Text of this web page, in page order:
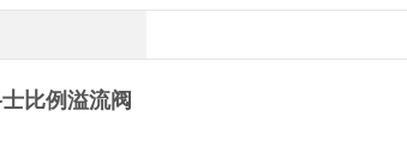
比例溢流阀